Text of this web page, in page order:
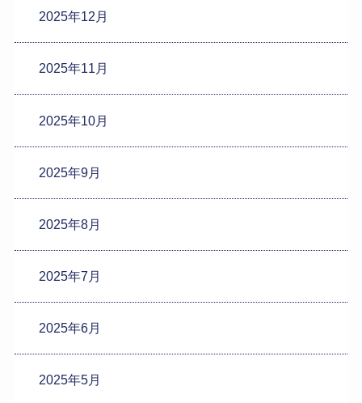
2025年12月
2025年11月
2025年10月
2025年9月
2025年8月
2025年7月
2025年6月
2025年5月